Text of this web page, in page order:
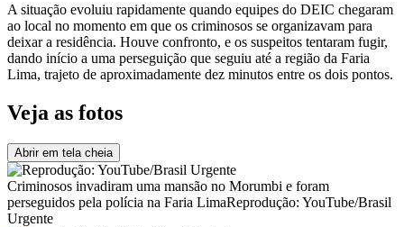
A situação evoluiu rapidamente quando equipes do DEIC chegaram
ao local no momento em que os criminosos se organizavam para
deixar a residência. Houve confronto, e os suspeitos tentaram fugir,
dando início a uma perseguição que seguiu até a região da Faria
Lima, trajeto de aproximadamente dez minutos entre os dois pontos.
Veja as fotos
Abrir em tela cheia
Criminosos invadiram uma mansão no Morumbi e foram
perseguidos pela polícia na Faria LimaReprodução: YouTube/Brasil
Urgente